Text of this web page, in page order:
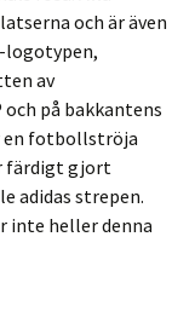
och är även
logotypen,
av
på bakkantens
en fotbollströja
färdigt gjort
adidas strepen.
inte heller denna